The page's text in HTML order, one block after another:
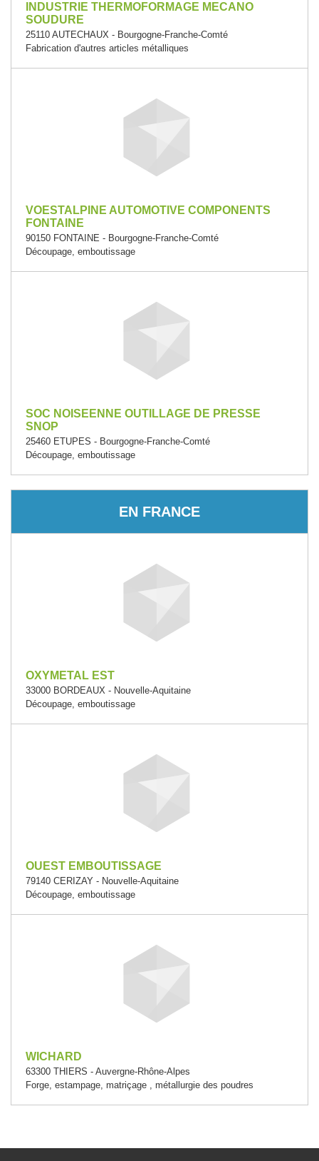
INDUSTRIE THERMOFORMAGE MECANO
SOUDURE
25110 AUTECHAUX - Bourgogne-Franche-Comté
Fabrication d'autres articles métalliques
VOESTALPINE AUTOMOTIVE COMPONENTS
FONTAINE
90150 FONTAINE - Bourgogne-Franche-Comté
Découpage, emboutissage
SOC NOISEENNE OUTILLAGE DE PRESSE
SNOP
25460 ETUPES - Bourgogne-Franche-Comté
Découpage, emboutissage
EN FRANCE
OXYMETAL EST
33000 BORDEAUX - Nouvelle-Aquitaine
Découpage, emboutissage
OUEST EMBOUTISSAGE
79140 CERIZAY - Nouvelle-Aquitaine
Découpage, emboutissage
WICHARD
63300 THIERS - Auvergne-Rhône-Alpes
Forge, estampage, matriçage , métallurgie des poudres